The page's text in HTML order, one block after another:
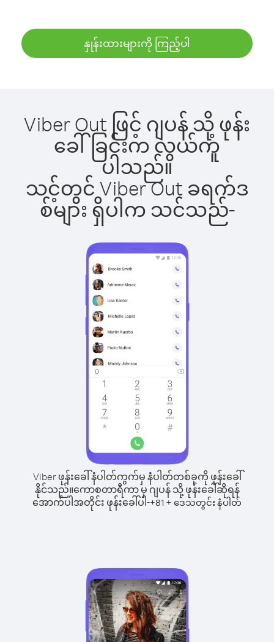
နှုန်းထားများကို ကြည့်ပါ
Viber Out ဖြင့် ဂျပန် သို့ ဖုန်း
ခေါ်ခြင်းက လွယ်ကူ
ပါသည်။
သင့်တွင် Viber Out ခရက်ဒ
စ်များ ရှိပါက သင်သည်-
Viber ဖုန်းခေါ်နံပါတ်ကွက်မှ နံပါတ်တစ်ခုကို ဖုန်းခေါ်
နိုင်သည်။ကောစတာရီကာ မှ ဂျပန် သို့ ဖုန်းခေါ်ဆိုရန်
အောက်ပါအတိုင်း ဖုန်းခေါ်ပါ-+81 + ဒေသတွင်း နံပါတ်